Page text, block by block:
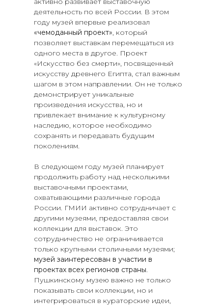
деятельность по всей России. В этом
году музей впервые реализовал
«чемоданный проект», который
позволяет выставкам перемещаться из
одного места в другое. Проект
«Искусство без смерти», посвященный
искусству древнего Египта, стал важным
шагом в этом направлении. Он не только
демонстрирует уникальные
произведения искусства, но и
привлекает внимание к культурному
наследию, которое необходимо
сохранять и передавать будущим
поколениям.
В следующем году музей планирует
продолжить работу над несколькими
выставочными проектами,
охватывающими различные города
России. ГМИИ активно сотрудничает с
другими музеями, предоставляя свои
коллекции для выставок. Это
сотрудничество не ограничивается
только крупными столичными музеями;
музей заинтересован в участии в
проектах всех регионов страны.
Пушкинскому музею важно не только
показывать свои коллекции, но и
интегрироваться в кураторские идеи,